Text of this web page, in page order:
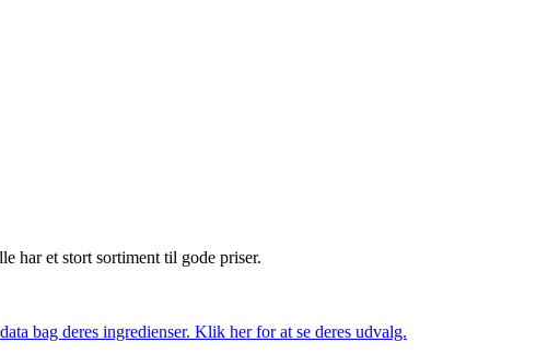
har et stort sortiment til gode priser.
bag deres ingredienser. Klik her for at se deres udvalg.